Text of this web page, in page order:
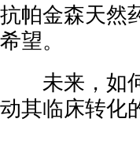
抗帕金森天然
希望。
未来，如何
动其临床转化